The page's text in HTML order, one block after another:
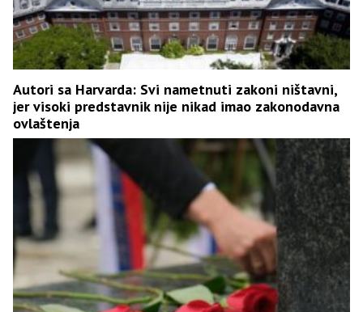
Autori sa Harvarda: Svi nametnuti zakoni ništavni,
jer visoki predstavnik nije nikad imao zakonodavna
ovlaštenja